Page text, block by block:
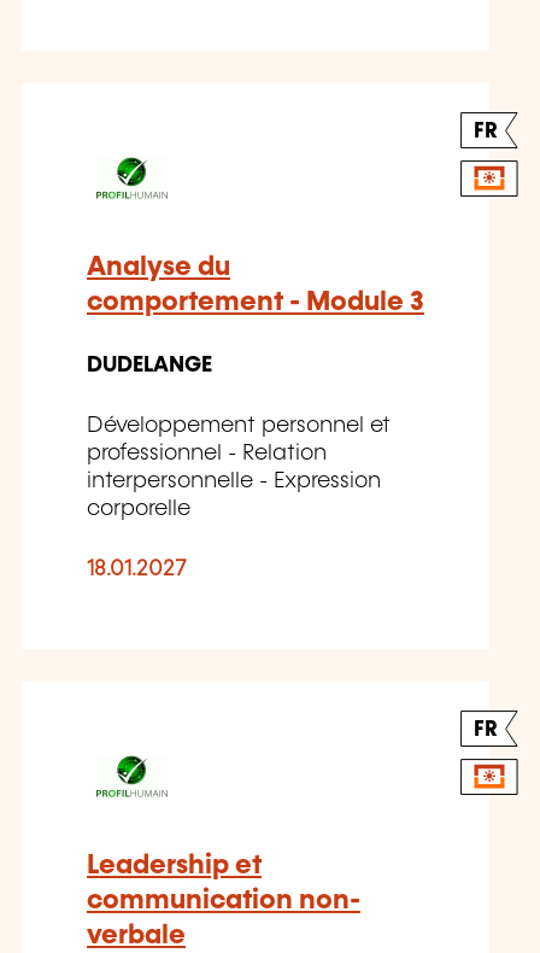
FR
Analyse du
comportement - Module 3
DUDELANGE
Développement personnel et
professionnel - Relation
interpersonnelle - Expression
corporelle
18.01.2027
FR
Leadership et
communication non-
verbale